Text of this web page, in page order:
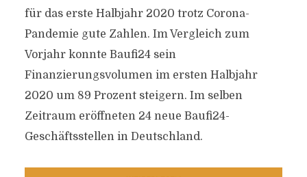
für das erste Halbjahr 2020 trotz Corona-
Pandemie gute Zahlen. Im Vergleich zum
Vorjahr konnte Baufi24 sein
Finanzierungsvolumen im ersten Halbjahr
2020 um 89 Prozent steigern. Im selben
Zeitraum eröffneten 24 neue Baufi24-
Geschäftsstellen in Deutschland.